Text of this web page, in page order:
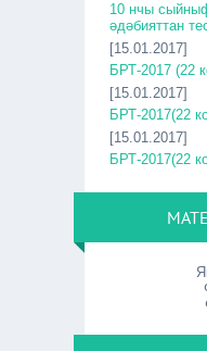
10 нчы
әдәбияттан
[15.01.2017]
БРТ-2017 (22
[15.01.2017]
БРТ-2017(22
[15.01.2017]
БРТ-2017(22